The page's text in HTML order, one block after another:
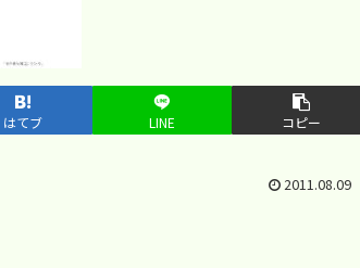
はてブ LINE コピー
2011.08.09